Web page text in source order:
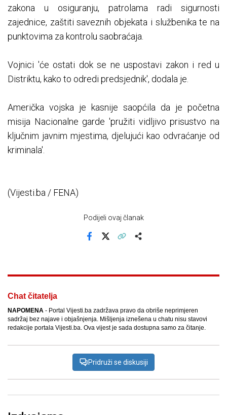
zakona u osiguranju, patrolama radi sigurnosti
zajednice, zaštiti saveznih objekata i službenika te na
punktovima za kontrolu saobraćaja.
Vojnici 'će ostati dok se ne uspostavi zakon i red u
Distriktu, kako to odredi predsjednik', dodala je.
Američka vojska je kasnije saopćila da je početna
misija Nacionalne garde 'pružiti vidljivo prisustvo na
ključnim javnim mjestima, djelujući kao odvraćanje od
kriminala'.
(Vijesti.ba / FENA)
Podijeli ovaj članak
Chat čitatelja
NAPOMENA - Portal Vijesti.ba zadržava pravo da obriše neprimjeren
sadržaj bez najave i objašnjenja. Mišljenja iznešena u chatu nisu stavovi
redakcije portala Vijesti.ba. Ova vijest je sada dostupna samo za čitanje.
Pridruži se diskusiji